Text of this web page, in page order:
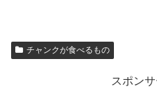
チャンクが食べるもの
スポン